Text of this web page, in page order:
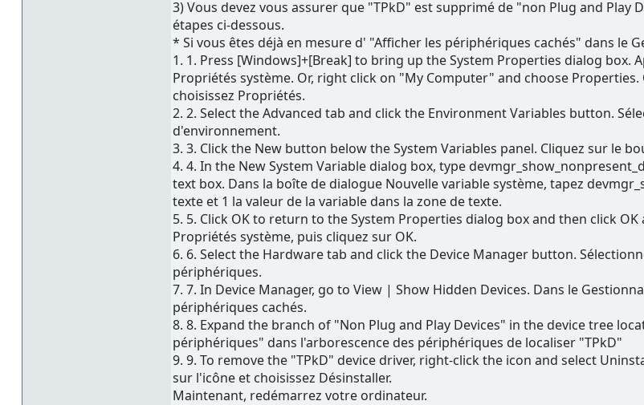
3) Vous devez vous assurer que "TPkD" est supprimé de "non Plug and
étapes ci-dessous.
* Si vous êtes déjà en mesure d' "Afficher les périphériques cachés" dans le
1. 1. Press [Windows]+[Break] to bring up the System Properties dialog
Propriétés système. Or, right click on "My Computer" and choose
choisissez Propriétés.
2. 2. Select the Advanced tab and click the Environment Variables button.
d'environnement.
3. 3. Click the New button below the System Variables panel. Cliquez sur le
4. 4. In the New System Variable dialog box, type
text box. Dans la boîte de dialogue Nouvelle variable système, tapez
texte et 1 la valeur de la variable dans la zone de texte.
5. 5. Click OK to return to the System Properties dialog box and then click
Propriétés système, puis cliquez sur OK.
6. 6. Select the Hardware tab and click the Device Manager button.
périphériques.
7. 7. In Device Manager, go to View | Show Hidden Devices. Dans le
périphériques cachés.
8. 8. Expand the branch of "Non Plug and Play Devices" in the device tree
périphériques" dans l'arborescence des périphériques de localiser "TPkD"
9. 9. To remove the "TPkD" device driver, right-click the icon and select
sur l'icône et choisissez Désinstaller.
Maintenant, redémarrez votre ordinateur.